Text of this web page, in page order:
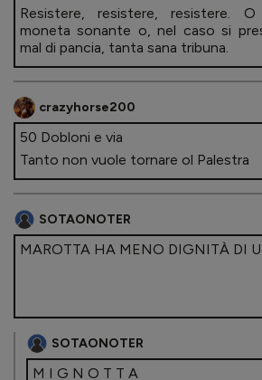
Resistere, resistere, resistere.
moneta sonante o, nel caso si
mal di pancia, tanta sana tribuna.
crazyhorse200
50 Dobloni e via
Tanto non vuole tornare ol Palestra
SOTAONOTER
MAROTTA HA MENO DIGNITÀ DI
SOTAONOTER
M I G N O T T A